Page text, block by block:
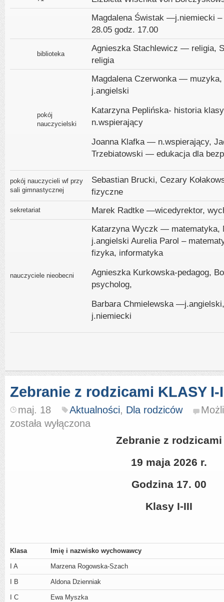
Magdalena Świstak —j.niemiecki
28.05 godz. 17.00
biblioteka
Agnieszka Stachlewicz — religia,
religia
pokój
nauczycielski
Magdalena Czerwonka —
j.angielski
Katarzyna Peplińska- historia
n.wspierający
Joanna Klafka — n.wspierający,
Trzebiatowski — edukacja dla
pokój nauczycieli wf przy
sali gimnastycznej
Sebastian Brucki, Cezary
fizyczne
sekretariat Marek Radtke —wicedyrektor,
nauczyciele nieobecni
Katarzyna Wyczk — matematyka,
j.angielski Aurelia Parol –
fizyka, informatyka
Agnieszka Kurkowska-pedagog,
psycholog,
Barbara Chmielewska
j.niemiecki
Zebranie z rodzicami KLASY I-
maj. 18 Aktualności, Dla rodziców
została wyłączona
Zebranie z rodzicami
19 maja 2026 r.
Godzina 17. 00
Klasy I-III
Klasa Imię i nazwisko wychowawcy
I A Marzena Rogowska-Szach
I B Aldona Dzienniak
I C Ewa Myszka